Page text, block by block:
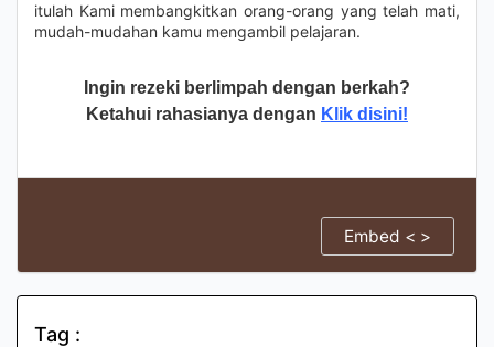
itulah Kami membangkitkan orang-orang yang telah mati,
mudah-mudahan kamu mengambil pelajaran.
Ingin rezeki berlimpah dengan berkah?
Ketahui rahasianya dengan Klik disini!
Embed < >
Tag :